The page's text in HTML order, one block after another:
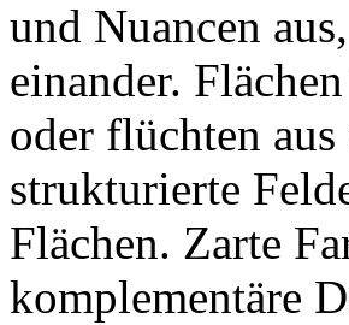
und Nuancen
einander.
oder flüchten
strukturierte
Flächen. Zarte
komplementäre